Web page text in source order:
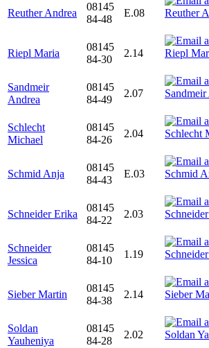
Reuther Andrea
08145
84-48
E.08
Riepl Maria
08145
84-30
2.14
Sandmeir
Andrea
08145
84-49
2.07
Schlecht
Michael
08145
84-26
2.04
Schmid Anja
08145
84-43
E.03
Schneider Erika
08145
84-22
2.03
Schneider
Jessica
08145
84-10
1.19
Sieber Martin
08145
84-38
2.14
Soldan
Yauheniya
08145
84-28
2.02